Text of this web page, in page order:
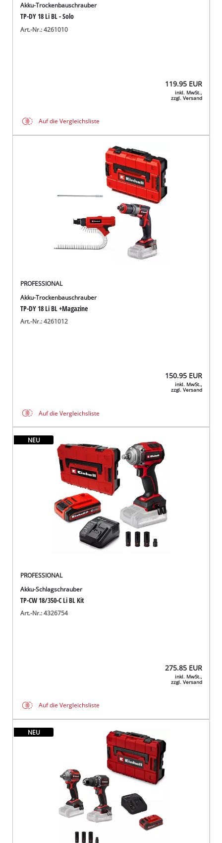
Akku-Trockenbauschrauber
TP-DY 18 Li BL - Solo
Art.-Nr.: 4261010
119.95 EUR
inkl. MwSt.,
zzgl. Versand
Auf die Vergleichsliste
PROFESSIONAL
Akku-Trockenbauschrauber
TP-DY 18 Li BL +Magazine
Art.-Nr.: 4261012
150.95 EUR
inkl. MwSt.,
zzgl. Versand
Auf die Vergleichsliste
NEU
PROFESSIONAL
Akku-Schlagschrauber
TP-CW 18/350-C Li BL Kit
Art.-Nr.: 4326754
275.85 EUR
inkl. MwSt.,
zzgl. Versand
Auf die Vergleichsliste
NEU